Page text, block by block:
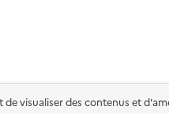
visualiser des contenus et